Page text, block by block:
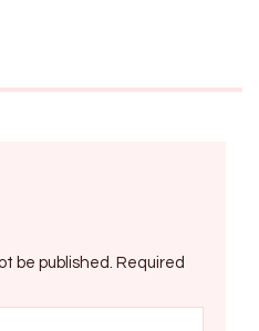
be published.
Required